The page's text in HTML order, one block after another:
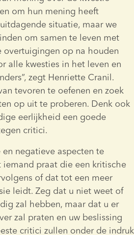
om hun mening heeft
situatie, maar we
om samen te leven met
overtuigingen op na houden
alle kwesties in het leven en
zegt Henriette Cranil.
tevoren te oefenen en zoek
op uit te proberen. Denk ook
eerlijkheid een goede
critici.
en negatieve aspecten te
iemand praat die een kritische
of dat tot een meer
leidt. Zeg dat u niet weet of
zal hebben, maar dat u er
zal praten en uw beslissing
critici zullen onder de indruk